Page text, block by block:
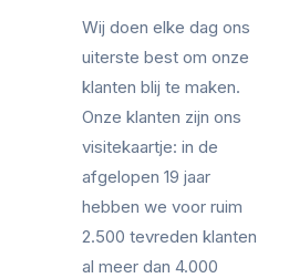
Wij doen elke dag ons
uiterste best om onze
klanten blij te maken.
Onze klanten zijn ons
visitekaartje: in de
afgelopen 19 jaar
hebben we voor ruim
2.500 tevreden klanten
al meer dan 4.000